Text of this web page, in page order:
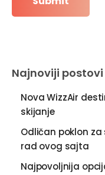
Najnoviji postovi
Nova WizzAir
skijanje
Odličan poklon
rad ovog sajta
Najpovoljnija